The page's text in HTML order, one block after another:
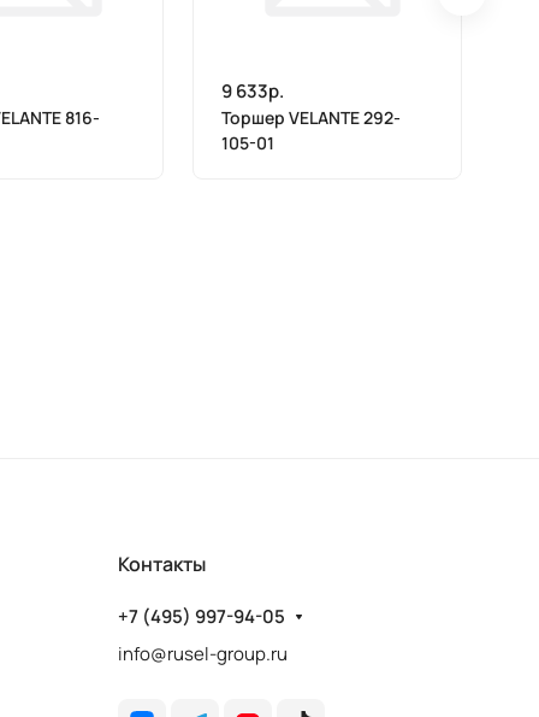
816-
9 633р.
Торшер VELANTE 292-
105-01
Контакты
+7 (495) 997-94-05
info@rusel-group.ru